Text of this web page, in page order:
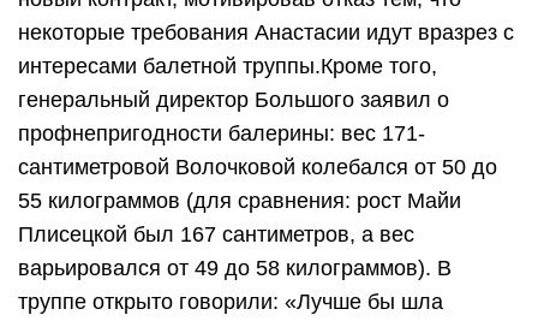
некоторые требования Анастасии идут вразрез с
интересами балетной труппы.Кроме того,
генеральный директор Большого заявил о
профнепригодности балерины: вес 171-
сантиметровой Волочковой колебался от 50 до
55 килограммов (для сравнения: рост Майи
Плисецкой был 167 сантиметров, а вес
варьировался от 49 до 58 килограммов). В
труппе открыто говорили: «Лучше бы шла